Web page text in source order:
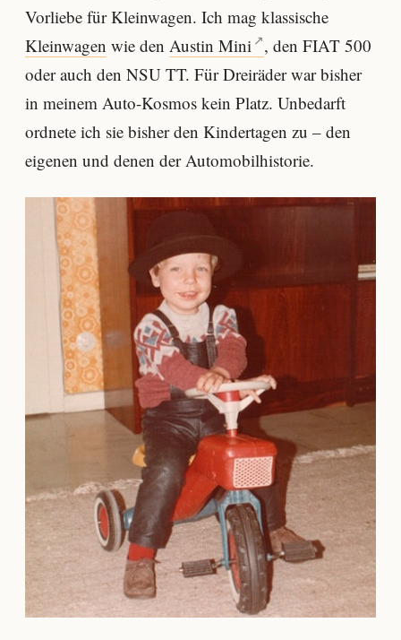
Vorliebe für Kleinwagen. Ich mag klassische
Kleinwagen wie den Austin Mini
, den FIAT 500
oder auch den NSU TT. Für Dreiräder war bisher
in meinem Auto-Kosmos kein Platz. Unbedarft
ordnete ich sie bisher den Kindertagen zu – den
eigenen und denen der Automobilhistorie.